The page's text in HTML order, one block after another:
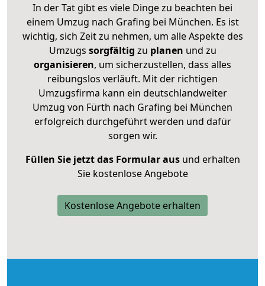
In der Tat gibt es viele Dinge zu beachten bei
einem Umzug nach Grafing bei München. Es ist
wichtig, sich Zeit zu nehmen, um alle Aspekte des
Umzugs sorgfältig zu planen und zu
organisieren, um sicherzustellen, dass alles
reibungslos verläuft. Mit der richtigen
Umzugsfirma kann ein deutschlandweiter
Umzug von Fürth nach Grafing bei München
erfolgreich durchgeführt werden und dafür
sorgen wir.
Füllen Sie jetzt das Formular ausund erhalten
Sie kostenlose Angebote
Kostenlose Angebote erhalten